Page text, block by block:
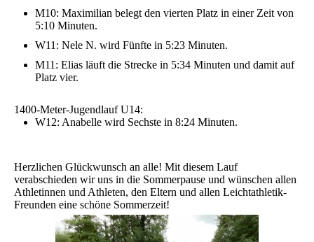
M10: Maximilian belegt den vierten Platz in einer Zeit von
5:10 Minuten.
W11: Nele N. wird Fünfte in 5:23 Minuten.
M11: Elias läuft die Strecke in 5:34 Minuten und damit auf
Platz vier.
1400-Meter-Jugendlauf U14:
W12: Anabelle wird Sechste in 8:24 Minuten.
Herzlichen Glückwunsch an alle! Mit diesem Lauf
verabschieden wir uns in die Sommerpause und wünschen allen
Athletinnen und Athleten, den Eltern und allen Leichtathletik-
Freunden eine schöne Sommerzeit!